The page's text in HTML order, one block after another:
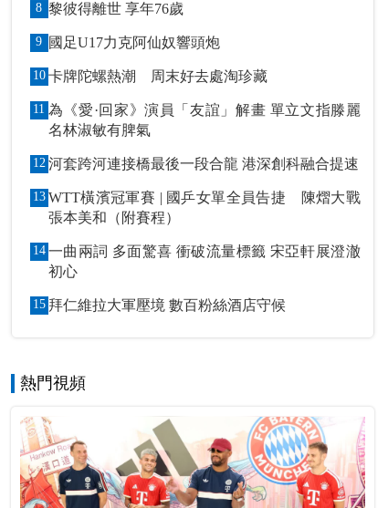
8 黎彼得離世 享年76歲
9 國足U17力克阿仙奴響頭炮
10 卡牌陀螺熱潮 周末好去處淘珍藏
11 為《愛·回家》演員「友誼」解畫 單立文指滕麗
名林淑敏有脾氣
12 河套跨河連接橋最後一段合龍 港深創科融合提速
13 WTT橫濱冠軍賽 | 國乒女單全員告捷 陳熠大戰
張本美和（附賽程）
14 一曲兩詞 多面驚喜 衝破流量標籤 宋亞軒展澄澈
初心
15 拜仁維拉大軍壓境 數百粉絲酒店守候
熱門視頻